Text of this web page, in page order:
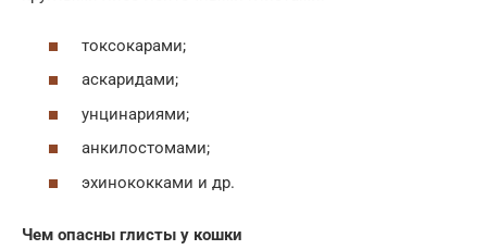
токсокарами;
аскаридами;
унцинариями;
анкилостомами;
эхинококками и др.
Чем опасны глисты у кошки